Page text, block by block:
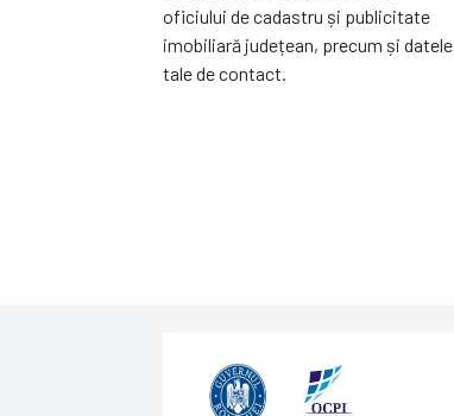
oficiului de cadastru și publicitate
imobiliară județean, precum și datele
tale de contact.